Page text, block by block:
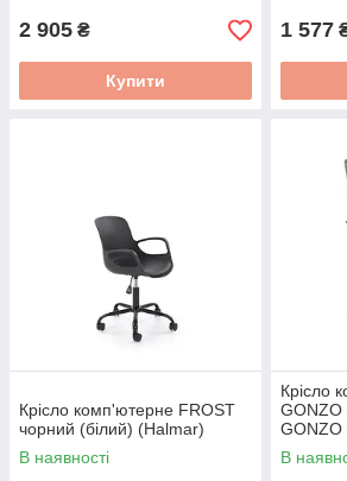
2 905 ₴
Купити
1 577
Крісло комп'ютерне FROST
чорний (білий) (Halmar)
В наявності
Крісло
GONZO
GONZO
В